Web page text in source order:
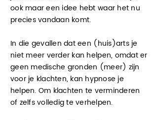
ook maar een idee hebt waar het nu
precies vandaan komt.
In die gevallen dat een (huis)arts je
niet meer verder kan helpen, omdat er
geen medische gronden (meer) zijn
voor je klachten, kan hypnose je
helpen. Om klachten te verminderen
of zelfs volledig te verhelpen.